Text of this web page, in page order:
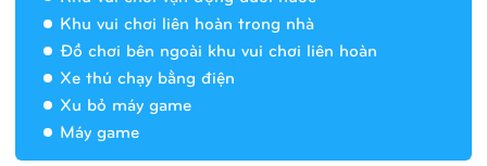
Khu vui chơi liên hoàn trong nhà
Đồ chơi bên ngoài khu vui chơi liên hoàn
Xe thú chạy bằng điện
Xu bỏ máy game
Máy game